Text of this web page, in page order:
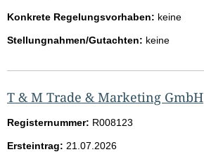
Konkrete Regelungsvorhaben: keine
Stellungnahmen/Gutachten: keine
T & M Trade & Marketing GmbH
Registernummer: R008123
Ersteintrag: 21.07.2026